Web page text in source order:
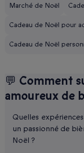
Marché de Noël
Cadeau de Noël pour
Cadeau de Noël
💬 Comment
amoureux de
Quelles
un passionné de
Noël ?